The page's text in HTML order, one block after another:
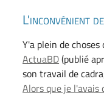
L'inconvénient
Y'a plein de
ActuaBD(publié
son travail de
Alors que je l'avais